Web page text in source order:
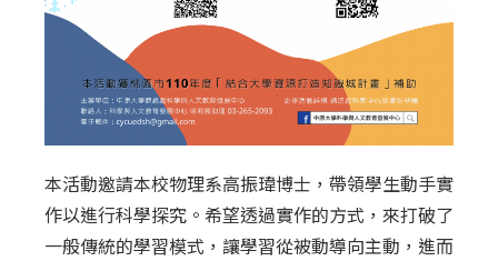
本活動邀請本校物理系高振瑋博士，帶領學生動手實
作以進行科學探究。希望透過實作的方式，來打破了
一般傳統的學習模式，讓學習從被動導向主動，進而